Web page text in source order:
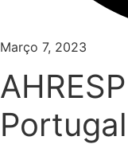
Março 7, 2023